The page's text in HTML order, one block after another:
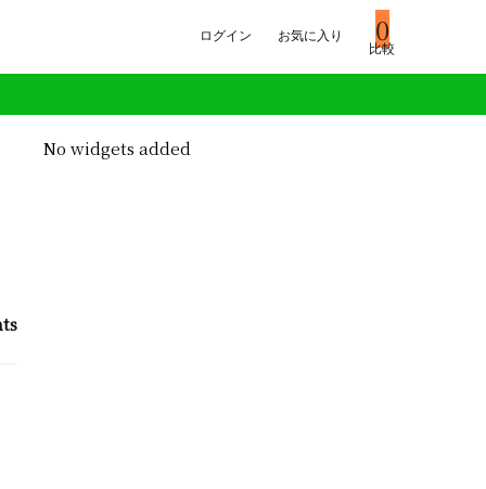
ログイン お気に入り 0
比較
No widgets added